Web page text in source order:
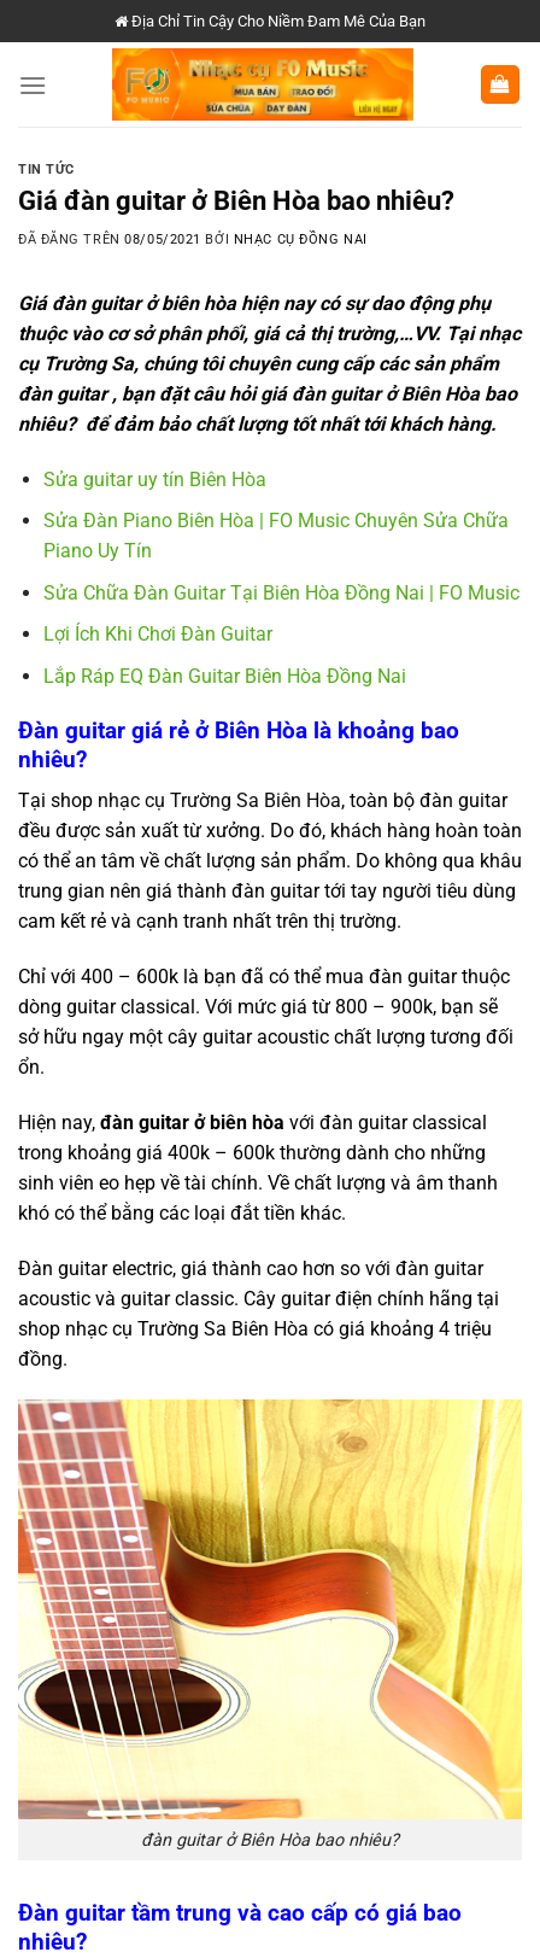
đến
nội
Địa Chỉ Tin Cậy Cho Niềm Đam Mê Của Bạn
TIN TỨC
Giá đàn guitar ở Biên Hòa bao nhiêu?
ĐÃ ĐĂNG TRÊN08/05/2021 BỞI NHẠC CỤ ĐỒNG NAI
Giá đàn guitar ở biên hòa hiện nay có sự dao động phụ
thuộc vào cơ sở phân phối, giá cả thị trường,…VV. Tại nhạc
cụ Trường Sa, chúng tôi chuyên cung cấp các sản phẩm
đàn guitar , bạn đặt câu hỏigiá đàn guitar ở Biên Hòabao
nhiêu? để đảm bảo chất lượng tốt nhất tới khách hàng.
Sửa guitar uy tín Biên Hòa
Sửa Đàn Piano Biên Hòa | FO Music Chuyên Sửa Chữa
Piano Uy Tín
Sửa Chữa Đàn Guitar Tại Biên Hòa Đồng Nai | FO Music
Lợi Ích Khi Chơi Đàn Guitar
Lắp Ráp EQ Đàn Guitar Biên Hòa Đồng Nai
Đàn guitar giá rẻ ở Biên Hòa là khoảng bao
nhiêu?
Tại shop nhạc cụ Trường Sa Biên Hòa, toàn bộ đàn guitar
đều được sản xuất từ xưởng. Do đó, khách hàng hoàn toàn
có thể an tâm về chất lượng sản phẩm. Do không qua khâu
trung gian nên giá thành đàn guitar tới tay người tiêu dùng
cam kết rẻ và cạnh tranh nhất trên thị trường.
Chỉ với 400 – 600k là bạn đã có thể mua đàn guitar thuộc
dòng guitar classical. Với mức giá từ 800 – 900k, bạn sẽ
sở hữu ngay một cây guitar acoustic chất lượng tương đối
ổn.
Hiện nay, đàn guitar ở biên hòa với đàn guitar classical
trong khoảng giá 400k – 600k thường dành cho những
sinh viên eo hẹp về tài chính. Về chất lượng và âm thanh
khó có thể bằng các loại đắt tiền khác.
Đàn guitar electric, giá thành cao hơn so với đàn guitar
acoustic và guitar classic. Cây guitar điện chính hãng tại
shop nhạc cụ Trường Sa Biên Hòa có giá khoảng 4 triệu
đồng.
đàn guitar ở Biên Hòa bao nhiêu?
Đàn guitar tầm trung và cao cấp có giá bao
nhiêu?